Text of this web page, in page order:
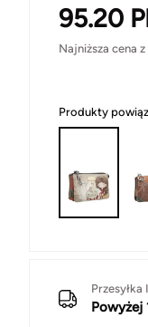
95.20
Najniższa cena
Produkty
Przesyłka
Powyżej